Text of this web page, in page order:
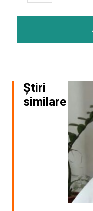
Știri
similare